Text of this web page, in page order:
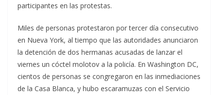
participantes en las protestas.
Miles de personas protestaron por tercer día consecutivo
en Nueva York, al tiempo que las autoridades anunciaron
la detención de dos hermanas acusadas de lanzar el
viernes un cóctel molotov a la policía. En Washington DC,
cientos de personas se congregaron en las inmediaciones
de la Casa Blanca, y hubo escaramuzas con el Servicio